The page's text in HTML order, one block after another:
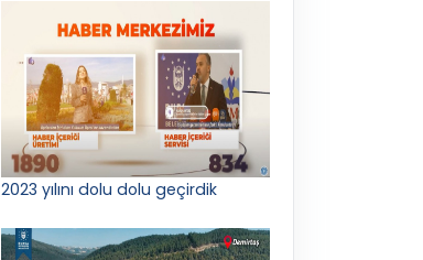
2023 yılını dolu dolu geçirdik